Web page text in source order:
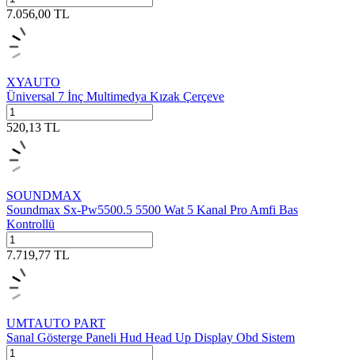
7.056,00 TL
XYAUTO
Üniversal 7 İnç Multimedya Kızak Çerçeve
520,13 TL
SOUNDMAX
Soundmax Sx-Pw5500.5 5500 Wat 5 Kanal Pro Amfi Bas
Kontrollü
7.719,77 TL
UMTAUTO PART
Sanal Gösterge Paneli Hud Head Up Display Obd Sistem